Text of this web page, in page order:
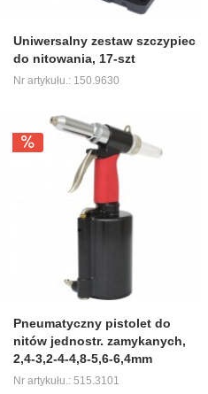
Uniwersalny zestaw szczypiec
do nitowania, 17-szt
Nr artykułu.: 150.9630
Pneumatyczny pistolet do
nitów jednostr. zamykanych,
2,4-3,2-4-4,8-5,6-6,4mm
Nr artykułu.: 515.3101